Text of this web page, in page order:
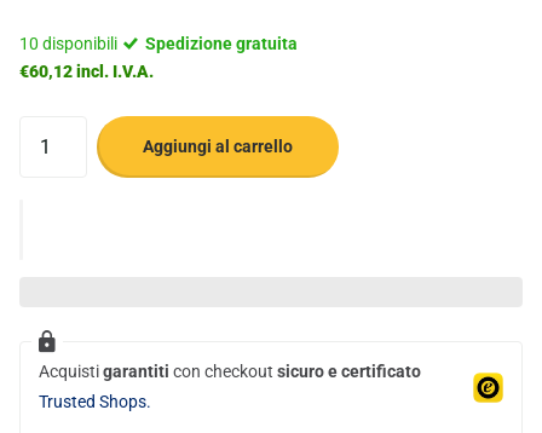
10 disponibili
Spedizione gratuita
€60,12 incl. I.V.A.
Aggiungi al carrello
Acquistigarantiti con checkout sicuro e certificato
Trusted Shops.